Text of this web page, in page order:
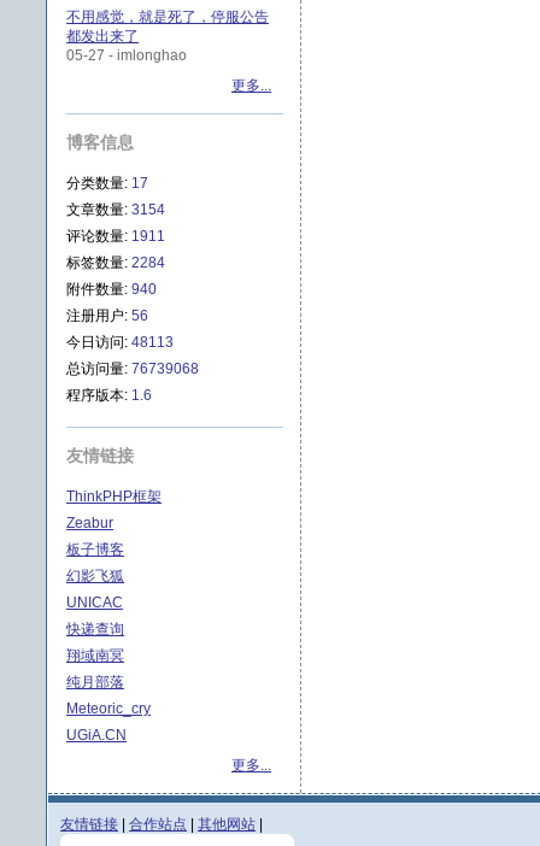
不用感觉，就是死了，停服公告
都发出来了
05-27 - imlonghao
更多...
博客信息
分类数量: 17
文章数量: 3154
评论数量: 1911
标签数量: 2284
附件数量: 940
注册用户: 56
今日访问: 48113
总访问量: 76739068
程序版本: 1.6
友情链接
ThinkPHP框架
Zeabur
板子博客
幻影飞狐
UNICAC
快递查询
翔域南冥
纯月部落
Meteoric_cry
UGiA.CN
更多...
友情链接 合作站点 其他网站